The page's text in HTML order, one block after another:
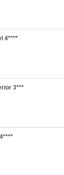
4****
3***